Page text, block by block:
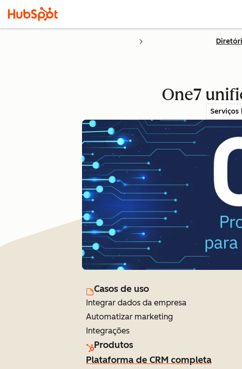
One7
Serviços
Casos de uso
Integrar dados da empresa
Automatizar marketing
Integrações
Produtos
Plataforma de CRM completa